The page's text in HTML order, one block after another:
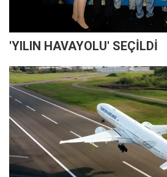
'YILIN HAVAYOLU' SEÇİLDİ